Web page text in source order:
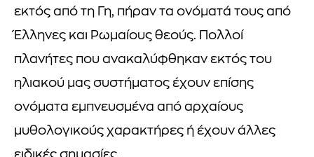
εκτός από τη Γη, πήραν τα ονόματά τους από
Έλληνες και Ρωμαίους θεούς. Πολλοί
πλανήτες που ανακαλύφθηκαν εκτός του
ηλιακού μας συστήματος έχουν επίσης
ονόματα εμπνευσμένα από αρχαίους
μυθολογικούς χαρακτήρες ή έχουν άλλες